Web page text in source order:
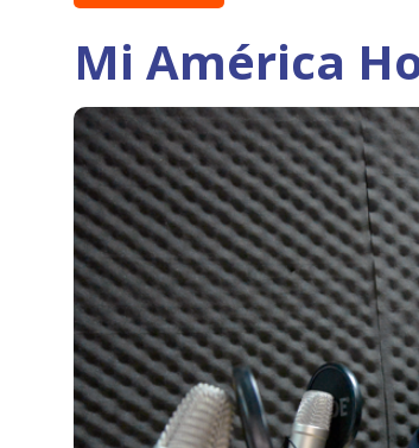
Mi América